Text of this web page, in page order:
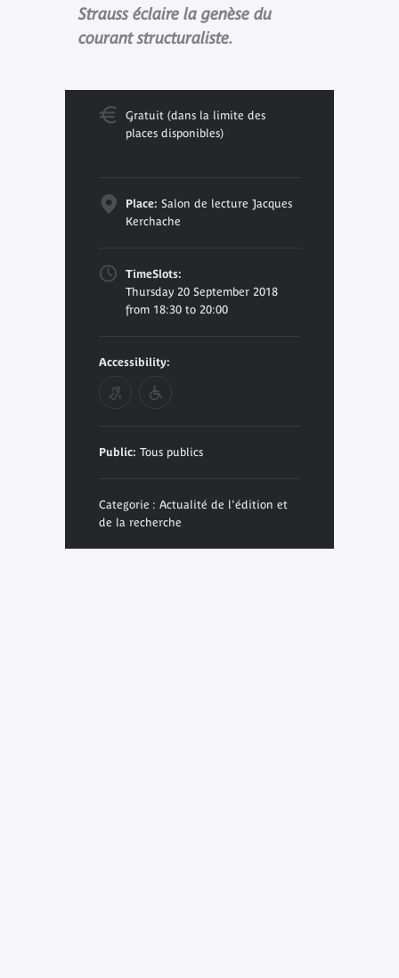
Strauss éclaire la genèse du
courant structuraliste.
Gratuit (dans la limite des
places disponibles)
Place: Salon de lecture Jacques
Kerchache
TimeSlots:
Thursday 20 September 2018
from 18:30 to 20:00
Accessibility:
Public: Tous publics
Categorie : Actualité de l'édition et
de la recherche